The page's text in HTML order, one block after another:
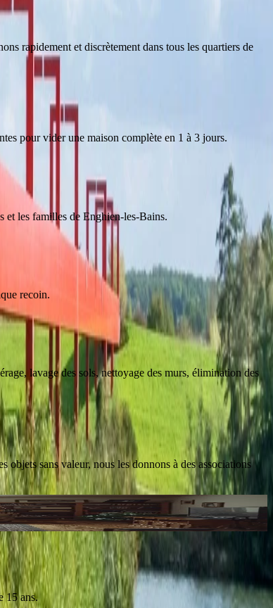
rapidement et discrètement dans tous les quartiers de
pour vider une maison complète en 1 à 3 jours.
et les familles de Enghien-les-Bains.
recoin.
lavage des sols, nettoyage des murs, élimination des
sans valeur, nous les donnons à des associations
15 ans.